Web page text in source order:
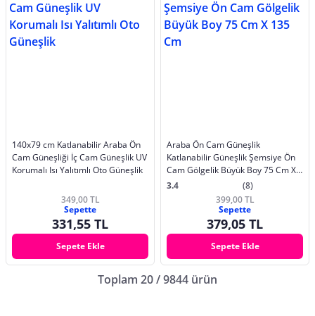
140x79 cm Katlanabilir Araba Ön
Cam Güneşliği İç Cam Güneşlik UV
Korumalı Isı Yalıtımlı Oto Güneşlik
349,00 TL
Sepette
331,55 TL
Sepete Ekle
Araba Ön Cam Güneşlik
Katlanabilir Güneşlik Şemsiye Ön
Cam Gölgelik Büyük Boy 75 Cm X
135 Cm
3.4
(8)
399,00 TL
Sepette
379,05 TL
Sepete Ekle
Toplam 20 / 9844 ürün